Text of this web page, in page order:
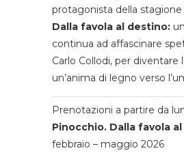
protagonista della stagione
Dalla favola al destino:
continua ad affascinare
Carlo Collodi, per
un’anima di legno verso
Prenotazioni a partire da
Pinocchio. Dalla favola
febbraio – maggio 2026